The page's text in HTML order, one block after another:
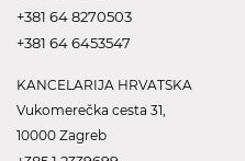
+381 64 8270503
+381 64 6453547
KANCELARIJA HRVATSKA
Vukomerečka cesta 31,
10000 Zagreb